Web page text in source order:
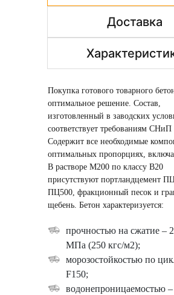
Доставка
Покупка готового товарного
оптимальное решение. Состав,
изготовленный в заводских
соответствует требованиям
Содержит все необходимые
оптимальных пропорциях,
В растворе М200 по классу В20
присутствуют портландцемент
ПЦ500, фракционный песок и
щебень. Бетон характеризуется:
прочностью на сжатие –
МПа (250 кгс/м2);
морозостойкостью по
F150;
водонепроницаемостью